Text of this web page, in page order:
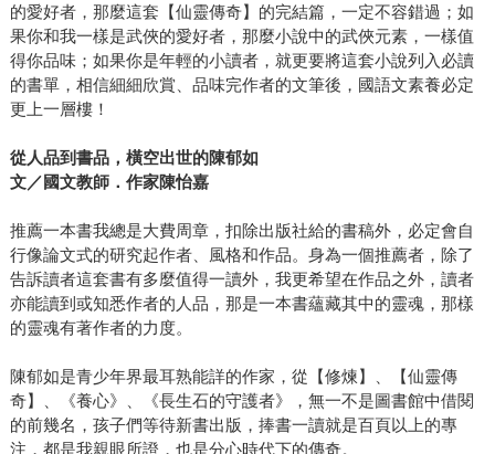
的愛好者，那麼這套【仙靈傳奇】的完結篇，一定不容錯過；如
果你和我一樣是武俠的愛好者，那麼小說中的武俠元素，一樣值
得你品味；如果你是年輕的小讀者，就更要將這套小說列入必讀
的書單，相信細細欣賞、品味完作者的文筆後，國語文素養必定
更上一層樓！
從人品到書品，橫空出世的陳郁如
文／國文教師．作家陳怡嘉
推薦一本書我總是大費周章，扣除出版社給的書稿外，必定會自
行像論文式的研究起作者、風格和作品。身為一個推薦者，除了
告訴讀者這套書有多麼值得一讀外，我更希望在作品之外，讀者
亦能讀到或知悉作者的人品，那是一本書蘊藏其中的靈魂，那樣
的靈魂有著作者的力度。
陳郁如是青少年界最耳熟能詳的作家，從【修煉】、【仙靈傳
奇】、《養心》、《長生石的守護者》，無一不是圖書館中借閱
的前幾名，孩子們等待新書出版，捧書一讀就是百頁以上的專
注，都是我親眼所證，也是分心時代下的傳奇。